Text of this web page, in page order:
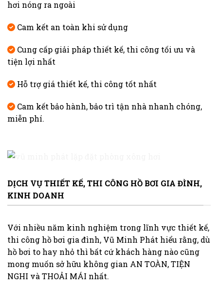
hơi nóng ra ngoài
Cam kết an toàn khi sử dụng
Cung cấp giải pháp thiết kế, thi công tối ưu và
tiện lợi nhất
Hỗ trợ giá thiết kế, thi công tốt nhất
Cam kết bảo hành, bảo trì tận nhà nhanh chóng,
miễn phí.
DỊCH VỤ THIẾT KẾ, THI CÔNG HỒ BƠI GIA ĐÌNH,
KINH DOANH
Với nhiều năm kinh nghiệm trong lĩnh vực thiết kế,
thi công hồ bơi gia đình, Vũ Minh Phát hiểu rằng, dù
hồ bơi to hay nhỏ thì bất cứ khách hàng nào cũng
mong muốn sở hữu không gian AN TOÀN, TIỆN
NGHI và THOẢI MÁI nhất.